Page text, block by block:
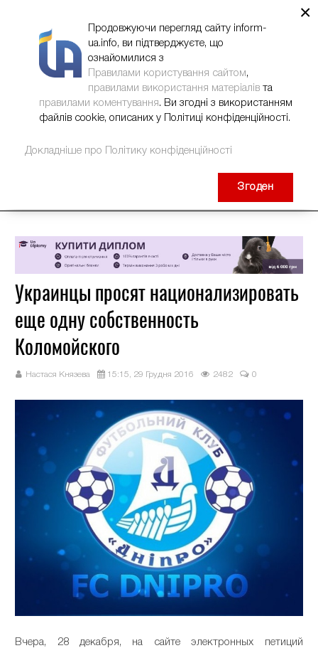
Украинцы просят национализировать
еще одну собственность
Коломойского
Настася Князева 15:15, 29 Грудня 2016 2482 0
Вчера, 28 декабря, на сайте электронных петиций
×
Продовжуючи перегляд сайту inform-
ua.info, ви підтверджуєте, що
ознайомилися з
Правилами користування сайтом,
правилами використання матеріалів та
правилами коментування. Ви згодні з використанням
файлів cookie, описаних у Політиці конфіденційності.
Докладніше про Політику конфіденційності
Згоден